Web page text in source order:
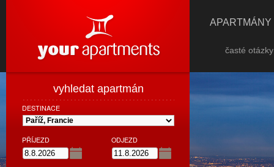
časté
vyhledat apartmán
DESTINACE
PŘÍJEZD ODJEZD